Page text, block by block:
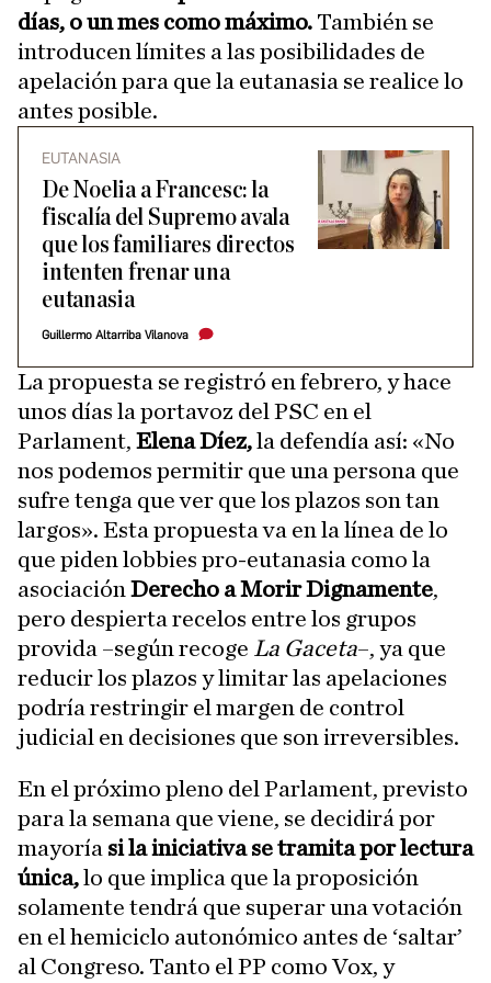
días, o un mes como máximo. También se
introducen límites a las posibilidades de
apelación para que la eutanasia se realice lo
antes posible.
EUTANASIA
De Noelia a Francesc: la
fiscalía del Supremo avala
que los familiares directos
intenten frenar una
eutanasia
Guillermo Altarriba Vilanova
La propuesta se registró en febrero, y hace
unos días la portavoz del PSC en el
Parlament, Elena Díez,la defendía así: «No
nos podemos permitir que una persona que
sufre tenga que ver que los plazos son tan
largos». Esta propuesta va en la línea de lo
que piden lobbies pro-eutanasia como la
asociación Derecho a Morir Dignamente,
pero despierta recelos entre los grupos
provida –según recoge La Gaceta–, ya que
reducir los plazos y limitar las apelaciones
podría restringir el margen de control
judicial en decisiones que son irreversibles.
En el próximo pleno del Parlament, previsto
para la semana que viene, se decidirá por
mayoría si la iniciativa se tramita por lectura
única,lo que implica que la proposición
solamente tendrá que superar una votación
en el hemiciclo autonómico antes de ‘saltar’
al Congreso. Tanto el PP como Vox, y